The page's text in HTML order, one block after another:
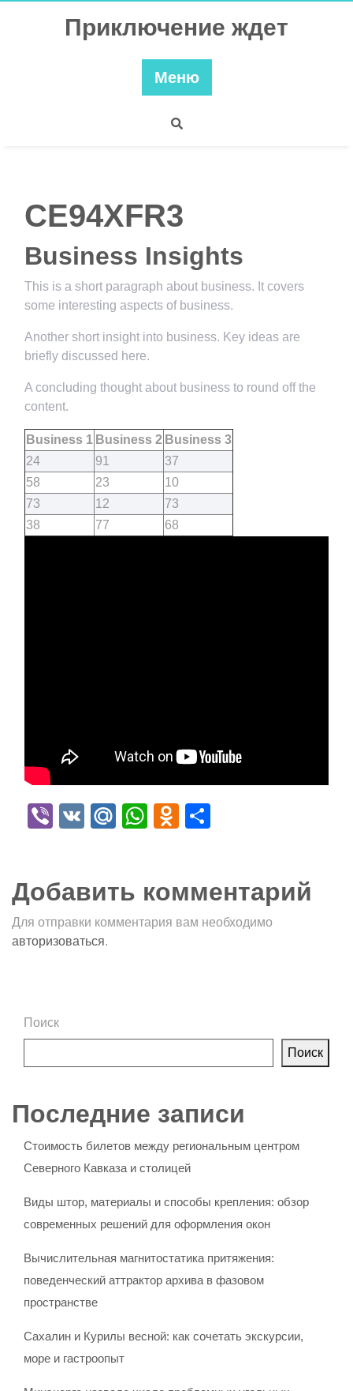
Приключение ждет
Меню
CE94XFR3
Business Insights
This is a short paragraph about business. It covers
some interesting aspects of business.
Another short insight into business. Key ideas are
briefly discussed here.
A concluding thought about business to round off the
content.
Business 1 Business 2 Business 3
24
91
37
58
23
10
73
12
73
38
77 68
Viber
VK Mail.Ru
WhatsApp
Odnoklassniki
Добавить комментарий
Для отправки комментария вам необходимо
авторизоваться.
Поиск
Поиск
Последние записи
Стоимость билетов между региональным центром
Северного Кавказа и столицей
Виды штор, материалы и способы крепления: обзор
современных решений для оформления окон
Вычислительная магнитостатика притяжения:
поведенческий аттрактор архива в фазовом
пространстве
Сахалин и Курилы весной: как сочетать экскурсии,
море и гастроопыт